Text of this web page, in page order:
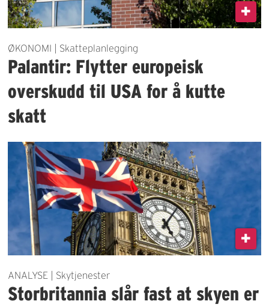
ØKONOMI | Skatteplanlegging
Palantir: Flytter europeisk
overskudd til USA for å kutte
skatt
ANALYSE | Skytjenester
Storbritannia slår fast at skyen er